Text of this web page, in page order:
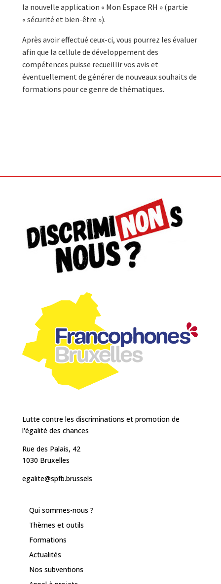
la nouvelle application « Mon Espace RH » (partie
« sécurité et bien-être »).
Après avoir effectué ceux-ci, vous pourrez les évaluer
afin que la cellule de développement des
compétences puisse recueillir vos avis et
éventuellement de générer de nouveaux souhaits de
formations pour ce genre de thématiques.
Lutte contre les discriminations et promotion de
l'égalité des chances
Rue des Palais, 42
1030 Bruxelles
egalite@spfb.brussels
Qui sommes-nous ?
Thèmes et outils
Formations
Actualités
Nos subventions